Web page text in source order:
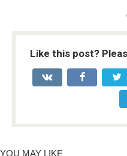
Like this post?